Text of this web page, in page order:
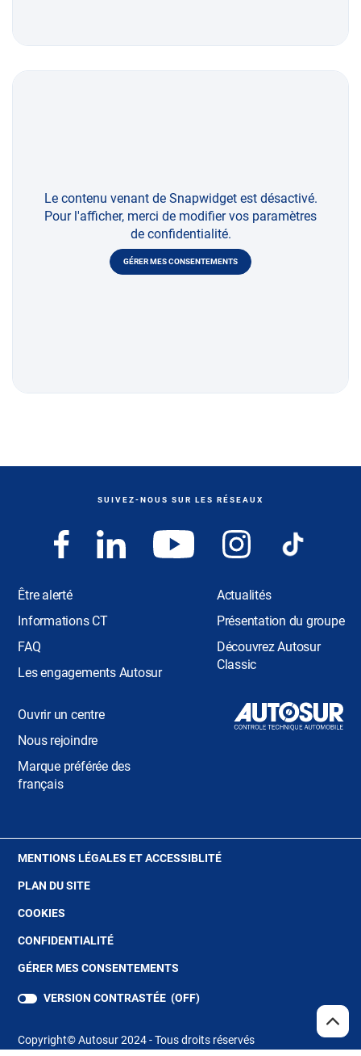
Le contenu venant de Snapwidget est désactivé.
Pour l'afficher, merci de modifier vos paramètres
de confidentialité.
GÉRER MES CONSENTEMENTS
EN
SUIVEZ-NOUS SUR LES RÉSEAUX
Être alerté
Informations CT
FAQ
Les engagements Autosur
Actualités
Présentation du groupe
Découvrez Autosur
Classic
Ouvrir un centre
Nous rejoindre
Marque préférée des
français
MENTIONS LÉGALES ET ACCESSIBLITÉ(OUVRE
PLAN DU SITE
COOKIES
UNE
FENÊTRE)
CONFIDENTIALITÉ(OUVRE
UNE
FENÊTRE)
GÉRER MES CONSENTEMENTS
VERSION CONTRASTÉE (OFF)
Copyright© Autosur 2024 - Tous droits réservés